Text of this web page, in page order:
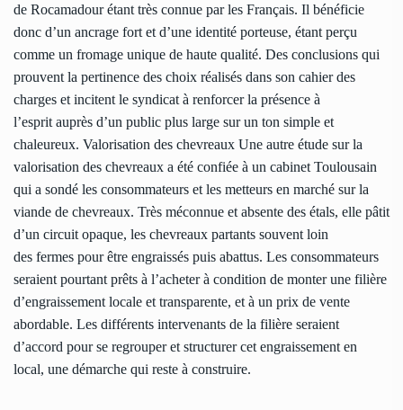
de Rocamadour étant très connue par les Français. Il bénéficie
donc d’un ancrage fort et d’une identité porteuse, étant perçu
comme un fromage unique de haute qualité. Des conclusions qui
prouvent la pertinence des choix réalisés dans son cahier des
charges et incitent le syndicat à renforcer la présence à
l’esprit auprès d’un public plus large sur un ton simple et
chaleureux. Valorisation des chevreaux Une autre étude sur la
valorisation des chevreaux a été confiée à un cabinet Toulousain
qui a sondé les consommateurs et les metteurs en marché sur la
viande de chevreaux. Très méconnue et absente des étals, elle pâtit
d’un circuit opaque, les chevreaux partants souvent loin
des fermes pour être engraissés puis abattus. Les consommateurs
seraient pourtant prêts à l’acheter à condition de monter une filière
d’engraissement locale et transparente, et à un prix de vente
abordable. Les différents intervenants de la filière seraient
d’accord pour se regrouper et structurer cet engraissement en
local, une démarche qui reste à construire.